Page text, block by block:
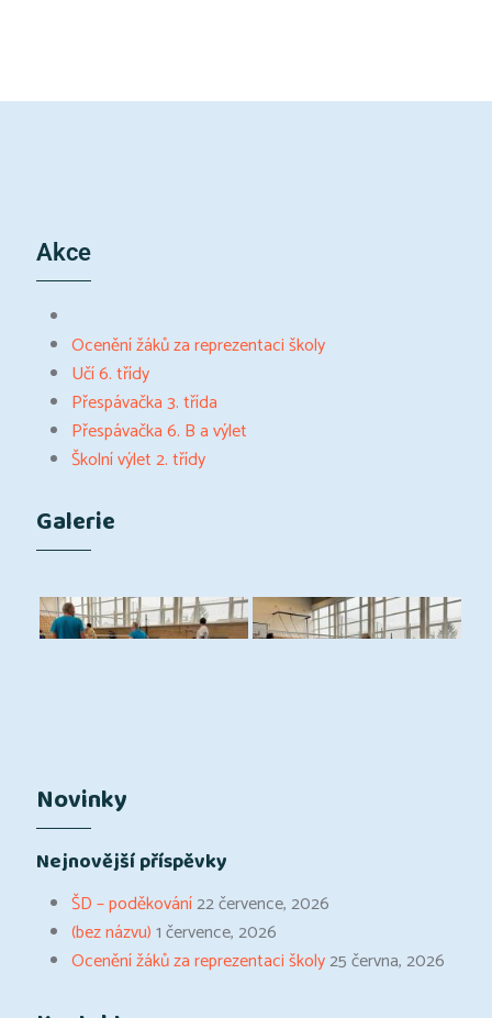
Akce
Ocenění žáků za reprezentaci školy
Učí 6. třídy
Přespávačka 3. třída
Přespávačka 6. B a výlet
Školní výlet 2. třídy
Galerie
Novinky
Nejnovější příspěvky
ŠD – poděkování22 července, 2026
(bez názvu)1 července, 2026
Ocenění žáků za reprezentaci školy25 června, 2026